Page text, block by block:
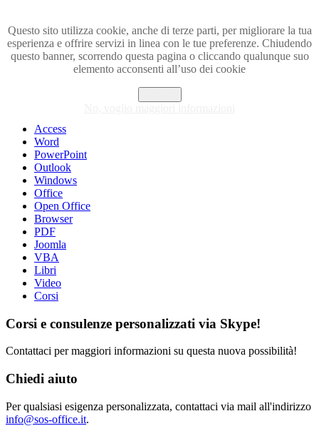
Questo sito utilizza cookie, anche di terze parti, per migliorare la tua
esperienza e offrire servizi in linea con le tue preferenze. Chiudendo
questo banner, scorrendo questa pagina o cliccando qualunque suo
elemento acconsenti all’uso dei cookie
Visita i forum di SOS-OFFICE
Access
Word
PowerPoint
Outlook
Windows
Office
Open Office
Browser
PDF
Joomla
VBA
Libri
Video
Corsi
Corsi e consulenze personalizzati via Skype!
Contattaci per maggiori informazioni su questa nuova possibilità!
Chiedi aiuto
Per qualsiasi esigenza personalizzata, contattaci via mail all'indirizzo
info@sos-office.it.